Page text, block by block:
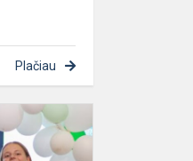
Plačiau
greitai